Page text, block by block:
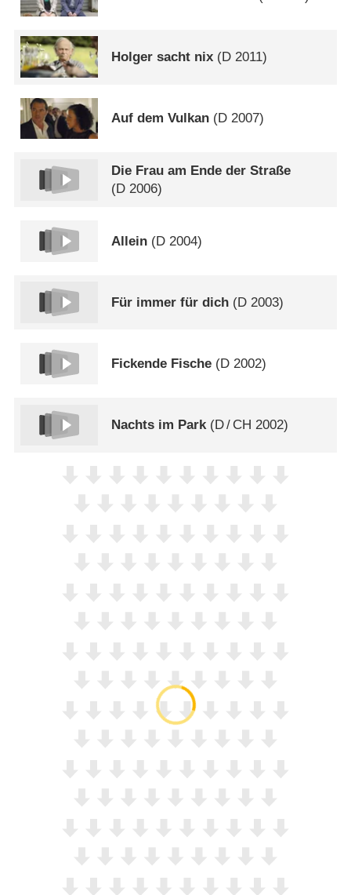
Holger sacht nix (D 2011)
Auf dem Vulkan (D 2007)
Die Frau am Ende der Straße
(D 2006)
Allein (D 2004)
Für immer für dich (D 2003)
Fickende Fische (D 2002)
Nachts im Park(D/ CH 2002)